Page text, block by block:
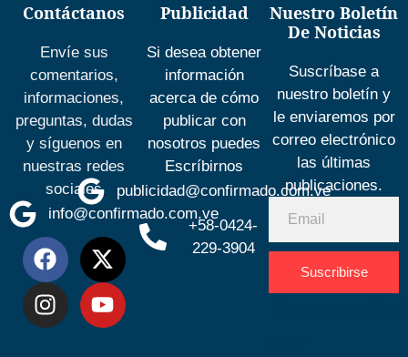
Contáctanos
Envíe sus
comentarios,
informaciones,
preguntas, dudas
y síguenos en
nuestras redes
sociales
info@confirmado.com.ve
Publicidad
Si desea obtener
información
acerca de cómo
publicar con
nosotros puedes
Escríbirnos
publicidad@confirmado.com.ve
+58-0424-
229-3904
Nuestro Boletín
De Noticias
Suscríbase a
nuestro boletín y
le enviaremos por
correo electrónico
las últimas
publicaciones.
Suscribirse